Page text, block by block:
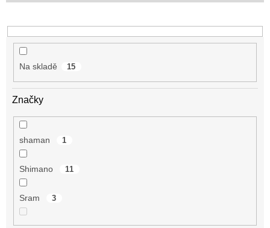
k
t
Na skladě 15
Značky
shaman 1
Shimano 11
Sram 3